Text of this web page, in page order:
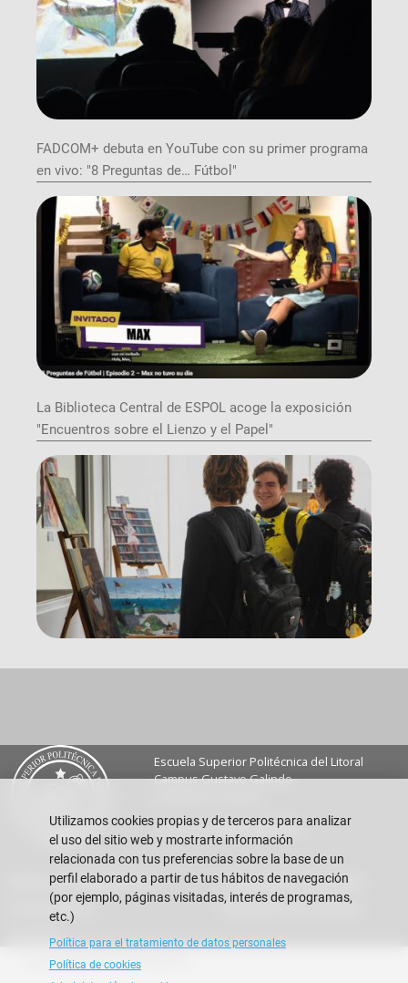
FADCOM+ debuta en YouTube con su primer programa
en vivo: "8 Preguntas de… Fútbol"
La Biblioteca Central de ESPOL acoge la exposición
"Encuentros sobre el Lienzo y el Papel"
Utilizamos cookies propias y de terceros para analizar
el uso del sitio web y mostrarte información
relacionada con tus preferencias sobre la base de un
perfil elaborado a partir de tus hábitos de navegación
(por ejemplo, páginas visitadas, interés de programas,
etc.)
Política para el tratamiento de datos personales
Política de cookies
Escuela Superior Politécnica del Litoral
Campus Gustavo Galindo
Teléfono: +593-4 2269 269
Buzón de sugerencias
Contáctanos
Eventos
Preguntas Frecuentes
Rendición de cuentas
Copyright © 2026 ESPOL